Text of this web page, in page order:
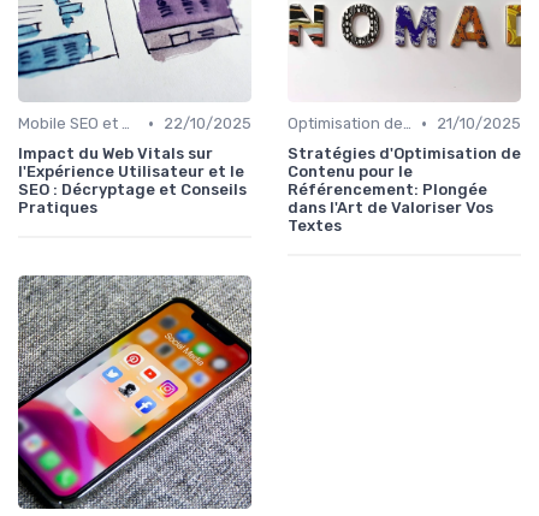
Mobile SEO et Performance Web •
22/10/2025
Impact du Web Vitals sur
l'Expérience Utilisateur et le
SEO : Décryptage et Conseils
Pratiques
Optimisation de Contenu •
21/10/2025
Stratégies d'Optimisation de
Contenu pour le
Référencement: Plongée
dans l'Art de Valoriser Vos
Textes